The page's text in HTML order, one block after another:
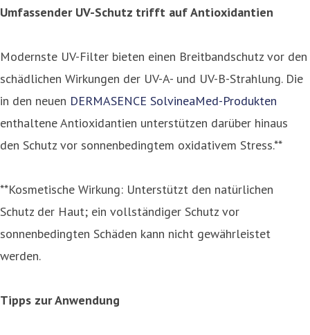
Umfassender UV-Schutz trifft auf Antioxidantien
Modernste UV-Filter bieten einen Breitbandschutz vor den
schädlichen Wirkungen der UV-A- und UV-B-Strahlung. Die
in den neuen DERMASENCE SolvineaMed-Produkten
enthaltene Antioxidantien unterstützen darüber hinaus
den Schutz vor sonnenbedingtem oxidativem Stress.**
**Kosmetische Wirkung: Unterstützt den natürlichen
Schutz der Haut; ein vollständiger Schutz vor
sonnenbedingten Schäden kann nicht gewährleistet
werden.
Tipps zur Anwendung